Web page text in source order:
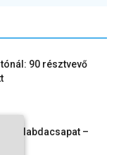
90 résztvevő
kézilabdacsapat –